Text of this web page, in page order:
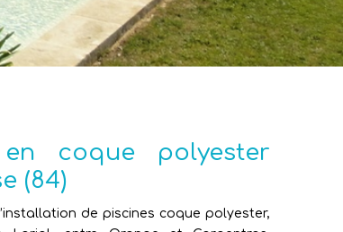
coque polyester
(84)
de piscines coque polyester,